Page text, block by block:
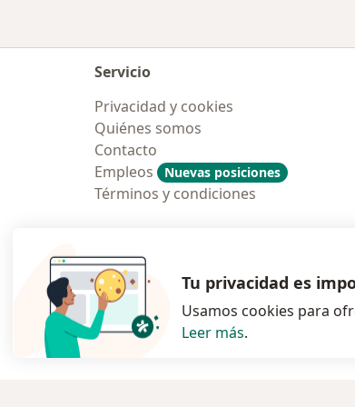
Servicio
Privacidad y cookies
Quiénes somos
Contacto
Empleos
Nuevas posiciones
Términos y condiciones
Polska
Tu privacidad es
Usamos cookies para
Leer más.